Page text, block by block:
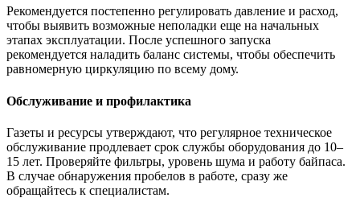
Рекомендуется постепенно регулировать давление и расход,
чтобы выявить возможные неполадки еще на начальных
этапах эксплуатации. После успешного запуска
рекомендуется наладить баланс системы, чтобы обеспечить
равномерную циркуляцию по всему дому.
Обслуживание и профилактика
Газеты и ресурсы утверждают, что регулярное техническое
обслуживание продлевает срок службы оборудования до 10–
15 лет. Проверяйте фильтры, уровень шума и работу байпаса.
В случае обнаружения пробелов в работе, сразу же
обращайтесь к специалистам.